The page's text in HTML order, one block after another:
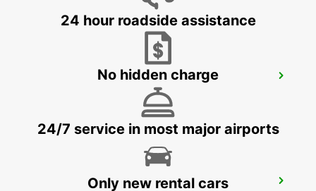
HELSINKI CITY*RY*
ESPOO AUDI CENTER
24 hour roadside assistance
No hidden charge
24/7 service in most major airports
Only new rental cars